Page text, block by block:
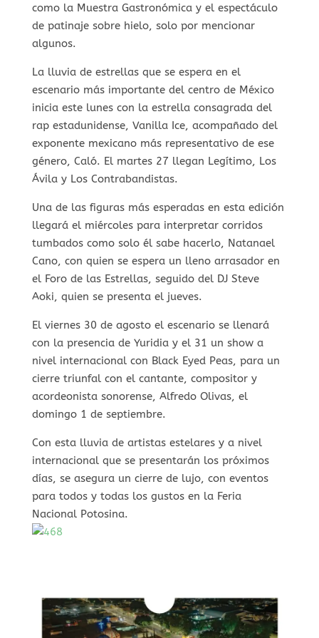
como la Muestra Gastronómica y el espectáculo
de patinaje sobre hielo, solo por mencionar
algunos.
La lluvia de estrellas que se espera en el
escenario más importante del centro de México
inicia este lunes con la estrella consagrada del
rap estadunidense, Vanilla Ice, acompañado del
exponente mexicano más representativo de ese
género, Caló. El martes 27 llegan Legítimo, Los
Ávila y Los Contrabandistas.
Una de las figuras más esperadas en esta edición
llegará el miércoles para interpretar corridos
tumbados como solo él sabe hacerlo, Natanael
Cano, con quien se espera un lleno arrasador en
el Foro de las Estrellas, seguido del DJ Steve
Aoki, quien se presenta el jueves.
El viernes 30 de agosto el escenario se llenará
con la presencia de Yuridia y el 31 un show a
nivel internacional con Black Eyed Peas, para un
cierre triunfal con el cantante, compositor y
acordeonista sonorense, Alfredo Olivas, el
domingo 1 de septiembre.
Con esta lluvia de artistas estelares y a nivel
internacional que se presentarán los próximos
días, se asegura un cierre de lujo, con eventos
para todos y todas los gustos en la Feria
Nacional Potosina.